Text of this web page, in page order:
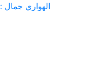
Encadreur: الهواري جمال